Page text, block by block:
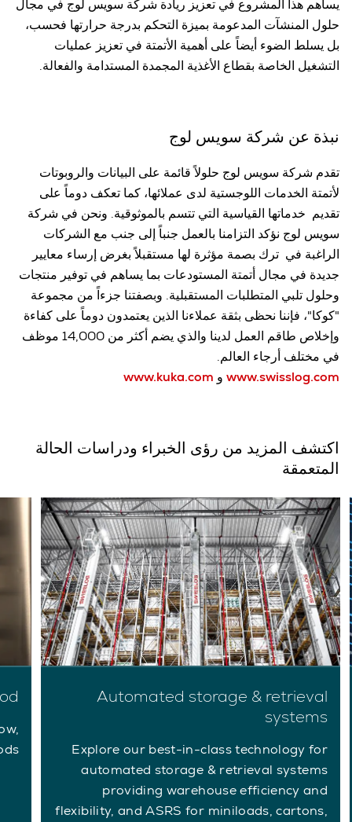
يساهم هذا المشروع في تعزيز ريادة شركة سويس لوج في مجال
حلول المنشآت المدعومة بميزة التحكم بدرجة حرارتها فحسب،
بل يسلط الضوء أيضاً على أهمية الأتمتة في تعزيز عمليات
التشغيل الخاصة بقطاع الأغذية المجمدة المستدامة والفعالة.
نبذة عن شركة سويس لوج
تقدم شركة سويس لوج حلولاً قائمة على البيانات والروبوتات
لأتمتة الخدمات اللوجستية لدى عملائها، كما تعكف دوماً على
تقديم خدماتها القياسية التي تتسم بالموثوقية. ونحن في شركة
سويس لوج نؤكد التزامنا بالعمل جنباً إلى جنب مع الشركات
الراغبة في ترك بصمة مؤثرة لها مستقبلاً بغرض إرساء معايير
جديدة في مجال أتمتة المستودعات بما يساهم في توفير منتجات
وحلول تلبي المتطلبات المستقبلية. وبصفتنا جزءاً من مجموعة
"كوكا"، فإننا نحظى بثقة عملاءنا الذين يعتمدون دوماً على كفاءة
وإخلاص طاقم العمل لدينا والذي يضم أكثر من 14,000 موظف
في مختلف أرجاء العالم.
www.swisslog.com و www.kuka.com
اكتشف المزيد من رؤى الخبراء ودراسات الحالة
المتعمقة
Automated storage & retrieval
systems
Explore our best-in-class technology for
automated storage & retrieval systems
providing warehouse efficiency and
flexibility, and ASRS for miniloads, cartons,